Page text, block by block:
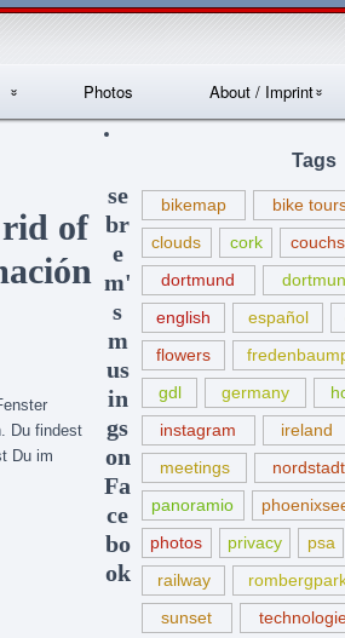
Photos About / Imprint
rid of
Du findest
Du im
Tags
bikemap bike
clouds
cork
dortmund
english
español
flowers
gdl
germany
instagram
ireland
meetings
nordstadt
panoramio
photos
privacy psa
railway
sunset
se
br
e
m'
s
m
us
in
gs
on
Fa
ce
bo
ok